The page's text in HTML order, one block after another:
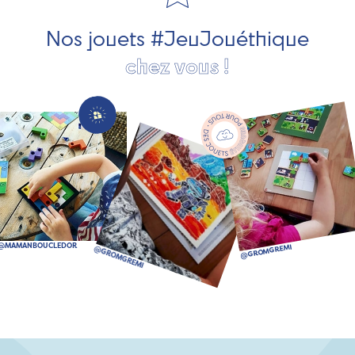
Nos jouets #JeuJouéthique
chez vous !